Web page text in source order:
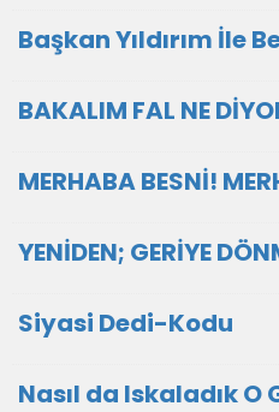
Başkan Yıldırım İle
BAKALIM FAL NE
MERHABA BESNİ!
YENİDEN; GERİYE
Siyasi Dedi-Kodu
Nasıl da Iskaladık O